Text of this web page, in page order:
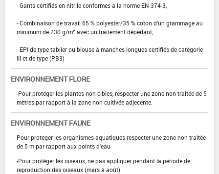
- Gants certifiés en nitrile conformes à la norme EN 374-3,
- Combinaison de travail 65 % polyester/35 % coton d'un grammage au
minimum de 230 g/m² avec un traitement déperlant,
- EPI de type tablier ou blouse à manches longues certifiés de catégorie
III et de type (PB3)
ENVIRONNEMENT FLORE
-Pour protéger les plantes non-cibles, respecter une zone non traitée de 5
mètres par rapport à la zone non cultivée adjecente.
ENVIRONNEMENT FAUNE
Pour proteger les organismes aquatiques respecter une zone non traitée
de 5 m par rapport aux points d'eau
-Pour protéger les oiseaux, ne pas appliquer pendant la période de
reproduction des oiseaux (mars à août)